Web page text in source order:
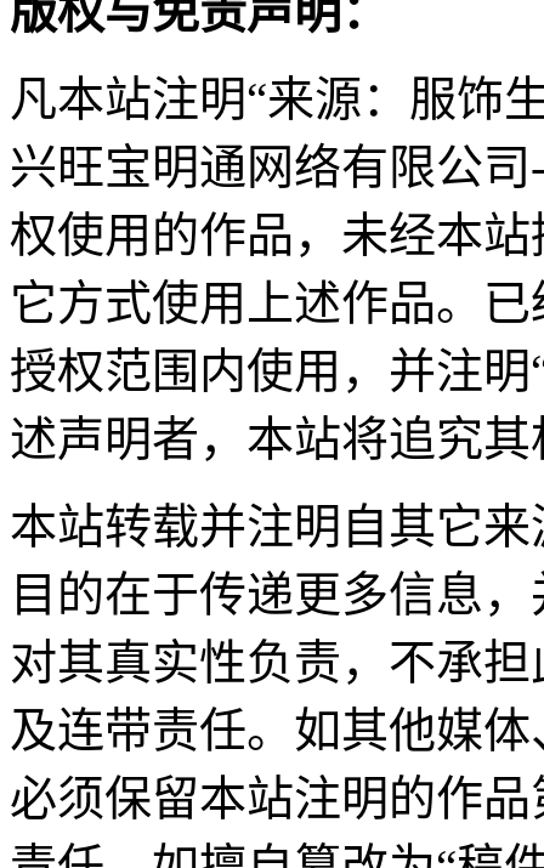
版权与免责声明：
凡本站注明“来源：服饰
兴旺宝明通网络有限公
权使用的作品，未经本
它方式使用上述作品。
授权范围内使用，并注
述声明者，本站将追究
本站转载并注明自其它
目的在于传递更多信息
对其真实性负责，不承
及连带责任。如其他媒
必须保留本站注明的作